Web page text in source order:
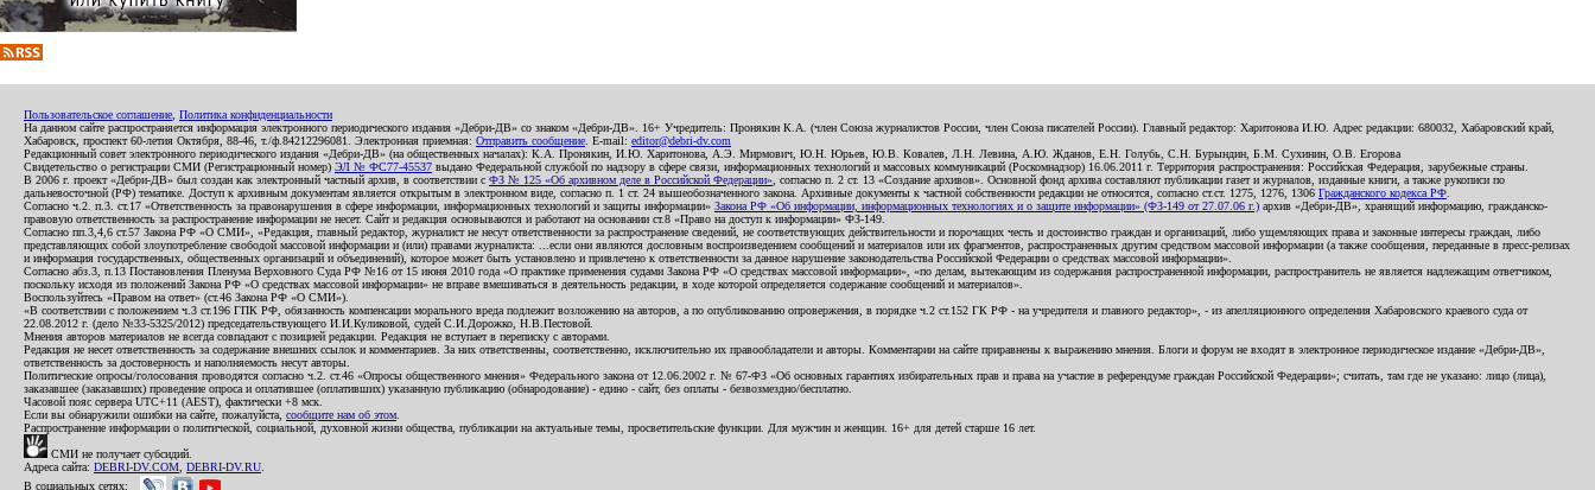
Пользовательское соглашение Политика конфиденциальности
На данном сайте распространяется информация электронного периодического издания «Дебри-ДВ» со знаком «Дебри-ДВ». 16+ Учредитель: Пронякин К.А. (член Союза журналистов России, член Союза писателей России). Главный редактор: Харитонова И.Ю. Адрес редакции: 680032, Хабаровский край,
Хабаровск, проспект 60-летия Октября, 88-46, т./ф.84212296081. Электронная приемная: Отправить сообщение . E-mail: editor@debri-dv.com
Редакционный совет электронного периодического издания «Дебри-ДВ» (на общественных началах): К.А. Пронякин, И.Ю. Харитонова, А.Э. Мирмович, Ю.Н. Юрьев, Ю.В. Ковалев, Л.Н. Левина, А.Ю. Жданов, Е.Н. Голубь, С.Н. Бурындин, Б.М. Сухинин, О.В. Егорова
Свидетельство о регистрации СМИ (Регистрационный номер) ЭЛ № ФС77-45537 выдано Федеральной службой по надзору в сфере связи, информационных технологий и массовых коммуникаций (Роскомнадзор) 16.06.2011 г. Территория распространения: Российская Федерация, зарубежные страны.
В 2006 г. проект «Дебри-ДВ» был создан как электронный частный архив, в соответствии с ФЗ № 125 «Об архивном деле в Российской Федерации» , согласно п. 2 ст. 13 «Создание архивов». Основной фонд архива составляют публикации газет и журналов, изданные книги, а также рукописи по
дальневосточной (РФ) тематике. Доступ к архивным документам является открытым в электронном виде, согласно п. 1 ст. 24 вышеобозначенного закона. Архивные документы к частной собственности редакции не относятся, согласно ст.ст. 1275, 1276, 1306 Гражданского кодекса РФ
Согласно ч.2. п.3. ст.17 «Ответственность за правонарушения в сфере информации, информационных технологий и защиты информации» Закона РФ «Об информации, информационных технологиях и о защите информации» (ФЗ-149 от 27.07.06 г.) архив «Дебри-ДВ», хранящий информацию, гражданско-
правовую ответственность за распространение информации не несет. Сайт и редакция основываются и работают на основании ст.8 «Право на доступ к информации» ФЗ-149.
Согласно пп.3,4,6 ст.57 Закона РФ «О СМИ», «Редакция, главный редактор, журналист не несут ответственности за распространение сведений, не соответствующих действительности и порочащих честь и достоинство граждан и организаций, либо ущемляющих права и законные интересы граждан, либо
представляющих собой злоупотребление свободой массовой информации и (или) правами журналиста: ...если они являются дословным воспроизведением сообщений и материалов или их фрагментов, распространенных другим средством массовой информации (а также сообщения, переданные в пресс-релизах
и информация государственных, общественных организаций и объединений), которое может быть установлено и привлечено к ответственности за данное нарушение законодательства Российской Федерации о средствах массовой информации».
Согласно абз.3, п.13 Постановления Пленума Верховного Суда РФ №16 от 15 июня 2010 года «О практике применения судами Закона РФ «О средствах массовой информации», «по делам, вытекающим из содержания распространенной информации, распространитель не является надлежащим ответчиком,
поскольку исходя из положений Закона РФ «О средствах массовой информации» не вправе вмешиваться в деятельность редакции, в ходе которой определяется содержание сообщений и материалов».
Воспользуйтесь «Правом на ответ» (ст.46 Закона РФ «О СМИ»).
«В соответствии с положением ч.3 ст.196 ГПК РФ, обязанность компенсации морального вреда подлежит возложению на авторов, а по опубликованию опровержения, в порядке ч.2 ст.152 ГК РФ - на учредителя и главного редактор», - из апелляционного определения Хабаровского краевого суда от
22.08.2012 г. (дело №33-5325/2012) председательствующего И.И.Куликовой, судей С.И.Дорожко, Н.В.Пестовой.
Мнения авторов материалов не всегда совпадают с позицией редакции. Редакция не вступает в переписку с авторами.
Редакция не несет ответственность за содержание внешних ссылок и комментариев. За них ответственны, соответственно, исключительно их правообладатели и авторы. Комментарии на сайте приравнены к выражению мнения. Блоги и форум не входят в электронное периодическое издание «Дебри-ДВ»,
ответственность за достоверность и наполняемость несут авторы.
Политические опросы/голосования проводятся согласно ч.2. ст.46 «Опросы общественного мнения» Федерального закона от 12.06.2002 г. № 67-ФЗ «Об основных гарантиях избирательных прав и права на участие в референдуме граждан Российской Федерации»; считать, там где не указано: лицо (лица),
заказавшее (заказавших) проведение опроса и оплатившее (оплативших) указанную публикацию (обнародование) - едино - сайт, без оплаты - безвозмездно/бесплатно.
Часовой пояс сервера UTC+11 (AEST), фактически +8 мск.
Если вы обнаружили ошибки на сайте, пожалуйста, сообщите нам об этом
Распространение информации о политической, социальной, духовной жизни общества, публикации на актуальные темы, просветительские функции. Для мужчин и женщин. 16+ для детей старше 16 лет.
СМИ не получает субсидий.
Адреса сайта: DEBRI-DV.COM DEBRI-DV.RU
В социальных сетях: